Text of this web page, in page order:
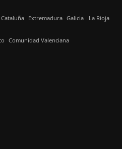
Cataluña Extremadura Galicia La Rioja
Comunidad Valenciana